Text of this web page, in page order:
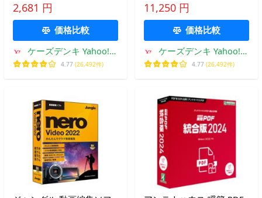
2,681 円
価格比較
ケーズデンキ Yahoo!シ
ョップ
4.77 (26,492件)
11,250 円
価格比較
ケーズデンキ Yahoo!シ
ョップ
4.77 (26,492件)